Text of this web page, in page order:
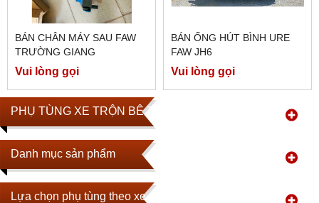
PHỤ TÙNG XE TRỘN BÊ TÔNG
Danh mục sản phẩm
Lựa chọn phụ tùng theo xe
BÁN CHÂN MÁY SAU FAW
TRƯỜNG GIANG
Vui lòng gọi
BÁN ỐNG HÚT BÌNH URE
FAW JH6
Vui lòng gọi